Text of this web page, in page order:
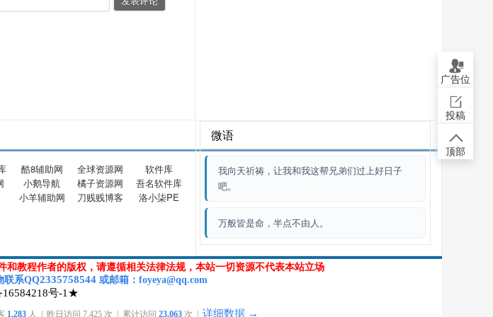
微语
我向天祈祷，让我和我这帮兄弟们过上好日子
吧。
万般皆是命，半点不由人。
酷8辅助网 全球资源网
软件库
小鹅导航 橘子资源网
吾名软件库
小羊辅助网 刀贱贱博客
洛小柒PE
教程作者的版权，请遵循相关法律法规，本站一切资源不代表本站立场
联系QQ2335758544或邮箱：foyeya@qq.com
16584218号-1★
1,283 人 | 昨日访问 7,425 次 | 累计访问 23,063 次 | 详细数据 →
广告位
投稿
顶部